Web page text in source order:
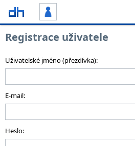
Registrace uživatele
Uživatelské jméno (přezdívka):
E-mail:
Heslo: